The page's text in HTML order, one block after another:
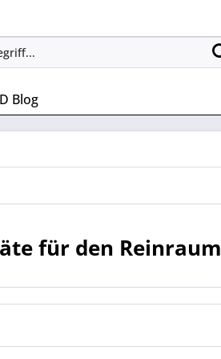
Blog
für den Reinraum